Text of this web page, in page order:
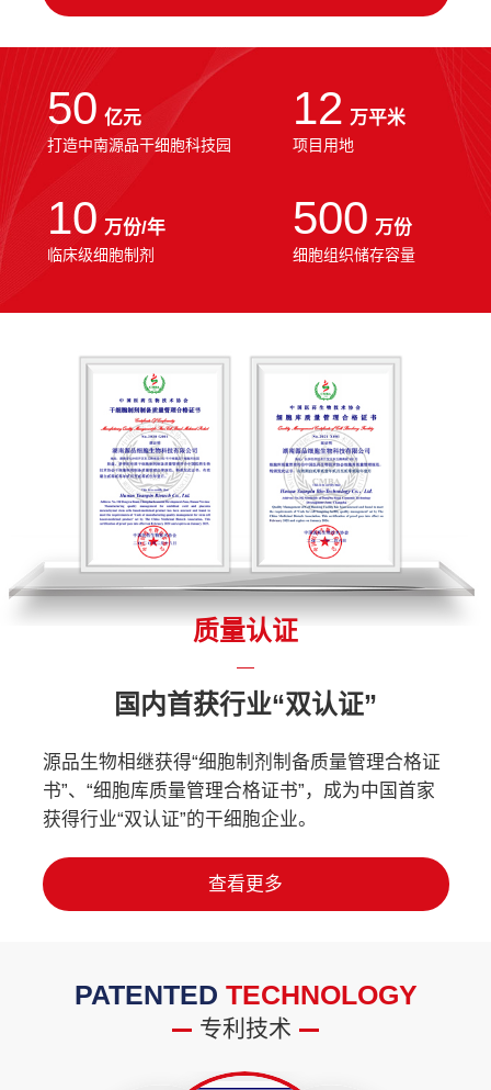
50 亿元
打造中南源品干细胞科技园
12 万平米
项目用地
10 万份/年
临床级细胞制剂
500 万份
细胞组织储存容量
质量认证
国内首获行业“双认证”
源品生物相继获得“细胞制剂制备质量管理合格证
书”、“细胞库质量管理合格证书”，成为中国首家
获得行业“双认证”的干细胞企业。
查看更多
PATENTED TECHNOLOGY
专利技术